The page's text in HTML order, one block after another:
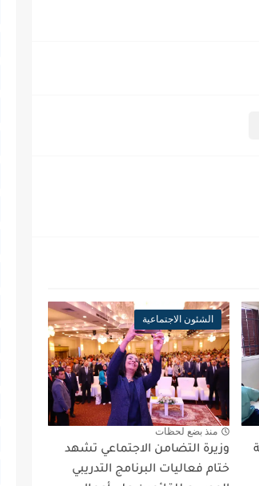
الشئون الاجتماعية
منذ بضع لحظات
وزيرة التضامن الاجتماعي تشهد
ختام فعاليات البرنامج التدريبي